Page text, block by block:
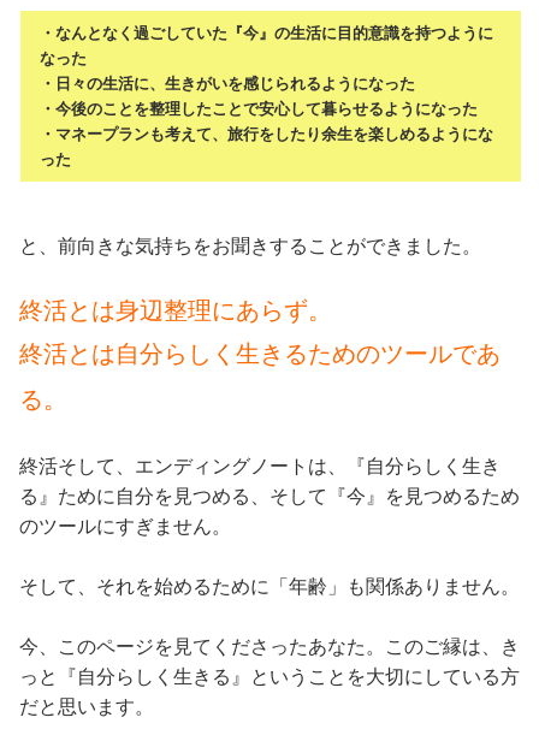
・なんとなく過ごしていた『今』の生活に目的意識を持つように
なった
・日々の生活に、生きがいを感じられるようになった
・今後のことを整理したことで安心して暮らせるようになった
・マネープランも考えて、旅行をしたり余生を楽しめるようにな
った
と、前向きな気持ちをお聞きすることができました。
終活とは身辺整理にあらず。
終活とは自分らしく生きるためのツールであ
る。
終活そして、エンディングノートは、『自分らしく生き
る』ために自分を見つめる、そして『今』を見つめるため
のツールにすぎません。
そして、それを始めるために「年齢」も関係ありません。
今、このページを見てくださったあなた。このご縁は、き
っと『自分らしく生きる』ということを大切にしている方
だと思います。